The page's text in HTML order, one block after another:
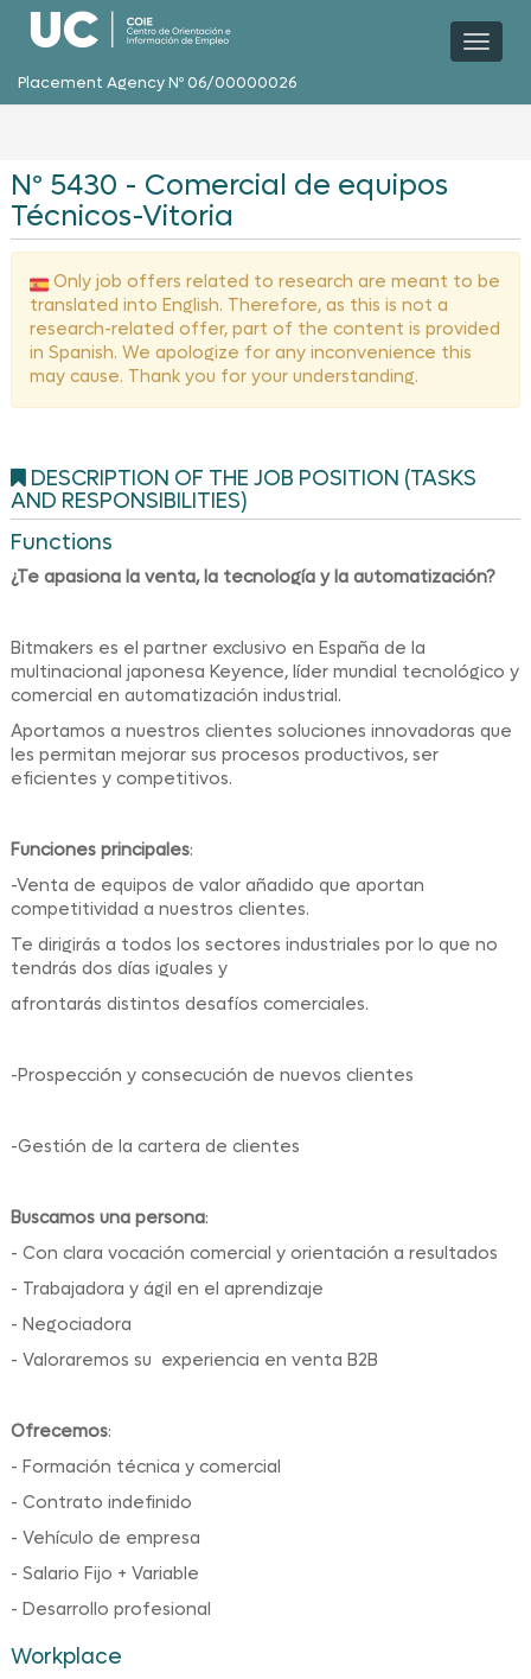
Placement Agency Nº 06/00000026
Nº 5430 - Comercial de equipos
Técnicos-Vitoria
Only job offers related to research are meant to be
translated into English. Therefore, as this is not a
research-related offer, part of the content is provided
in Spanish. We apologize for any inconvenience this
may cause. Thank you for your understanding.
DESCRIPTION OF THE JOB POSITION (TASKS
AND RESPONSIBILITIES)
Functions
¿Te apasiona la venta, la tecnología y la automatización?
Bitmakers es el partner exclusivo en España de la
multinacional japonesa Keyence, líder mundial tecnológico y
comercial en automatización industrial.
Aportamos a nuestros clientes soluciones innovadoras que
les permitan mejorar sus procesos productivos, ser
eficientes y competitivos.
Funciones principales:
-Venta de equipos de valor añadido que aportan
competitividad a nuestros clientes.
Te dirigirás a todos los sectores industriales por lo que no
tendrás dos días iguales y
afrontarás distintos desafíos comerciales.
-Prospección y consecución de nuevos clientes
-Gestión de la cartera de clientes
Buscamos una persona:
- Con clara vocación comercial y orientación a resultados
- Trabajadora y ágil en el aprendizaje
- Negociadora
- Valoraremos su experiencia en venta B2B
Ofrecemos:
- Formación técnica y comercial
- Contrato indefinido
- Vehículo de empresa
- Salario Fijo + Variable
- Desarrollo profesional
Workplace